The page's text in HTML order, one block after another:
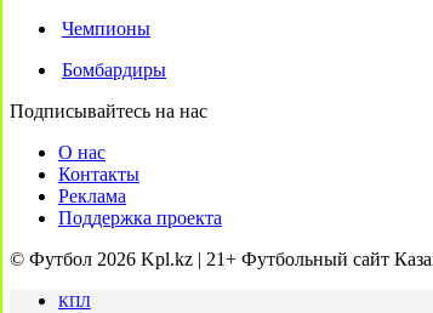
Чемпионы
Бомбардиры
Подписывайтесь на нас
О нас
Контакты
Реклама
Поддержка проекта
© Футбол 2026 Kpl.kz | 21+ Футбольный сайт
КПЛ